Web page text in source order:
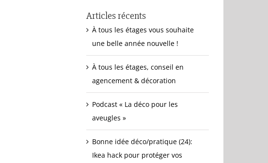
Articles récents
À tous les étages vous souhaite
une belle année nouvelle !
À tous les étages, conseil en
agencement & décoration
Podcast « La déco pour les
aveugles »
Bonne idée déco/pratique (24):
Ikea hack pour protéger vos